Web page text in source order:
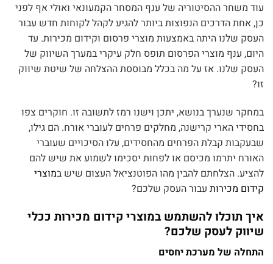
עוד משחר ההסיטוריה של ענף המסחר הקמעונאי ואולי אף לפני
כן, אחת הדרכים הנפוצות ביותר להגיע לקהל לקוחות חדש עבור
העסק שלנו היתה באמצעות מוצרי פרסום וקידום מכירות. עד
היום, ענף מוצרי הפרסום תופס חלק עיקרי במערך השיווק של
העסק שלנו. אז על מה בכלל מבוססת ההצלחה של שיטת שיווק
זו?
במחקר שנערך בנושא, יתכן וישנו רמז לתשובה זו. חוקרים צפו
בחסידי הארי קרישנה, מחלקים פרחים לעוברי אורח. הם גילו,
שבעקבות קבלת הפרחים מהחסידים, עלו הסיכויים שעוברי
האורח יתרמו מכיסם או לפחות יסכימו לשמוע את שיש להם
להציע. הצלחתם להבין מהו הפוטנציאל העצום שיש במוצרי
קידום מכירות עבור העסק שלכם?
איך תוכלו להשתמש במוצרי קידום מכירות ככלי
שיווק לעסק שלכם?
התחלה של מערכת יחסים